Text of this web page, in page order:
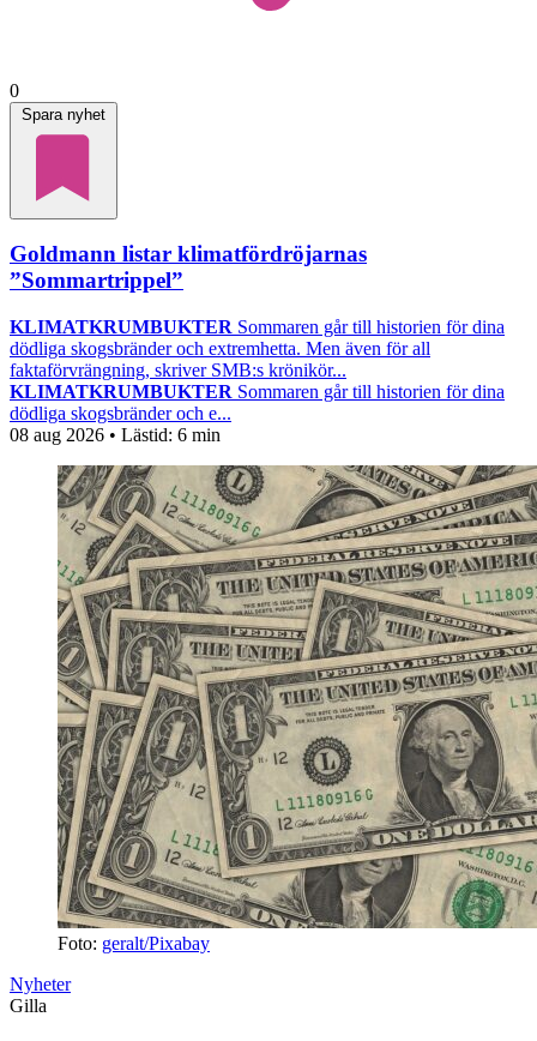
0
Spara nyhet
Goldmann listar klimatfördröjarnas
”Sommartrippel”
KLIMATKRUMBUKTER Sommaren går till historien för dina
dödliga skogsbränder och extremhetta. Men även för all
faktaförvrängning, skriver SMB:s krönikör...
KLIMATKRUMBUKTER Sommaren går till historien för dina
dödliga skogsbränder och e...
08 aug 2026 • Lästid: 6 min
Foto: geralt/Pixabay
Nyheter
Gilla